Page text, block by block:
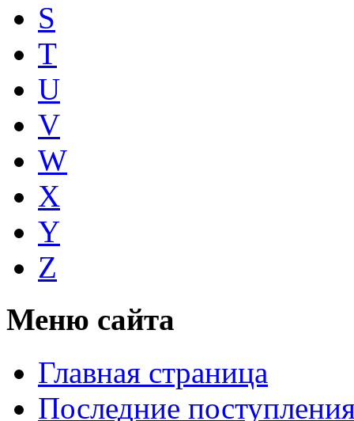
S
T
U
V
W
X
Y
Z
Меню сайта
Главная страница
Последние